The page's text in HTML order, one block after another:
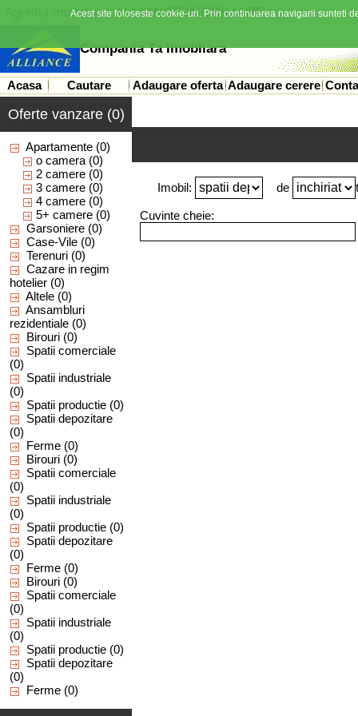
Agentia imobiliara ALLIANCE IMOBILIARE
Compania Ta Imobliara
Acasa Cautare Adaugare oferta Adaugare cerere
Oferte vanzare (0)
Apartamente (0)
o camera (0)
2 camere (0)
3 camere (0)
4 camere (0)
5+ camere (0)
Garsoniere (0)
Case-Vile (0)
Terenuri (0)
Cazare in regim
hotelier (0)
Altele (0)
Ansambluri
rezidentiale (0)
Birouri (0)
Spatii comerciale
(0)
Spatii industriale
(0)
Spatii productie (0)
Spatii depozitare
(0)
Ferme (0)
Birouri (0)
Spatii comerciale
(0)
Spatii industriale
(0)
Spatii productie (0)
Spatii depozitare
(0)
Ferme (0)
Birouri (0)
Spatii comerciale
(0)
Spatii industriale
(0)
Spatii productie (0)
Spatii depozitare
(0)
Ferme (0)
Imobil: de
Cuvinte cheie:
Acest site foloseste cookie-uri. Prin continuarea navigarii sunteti